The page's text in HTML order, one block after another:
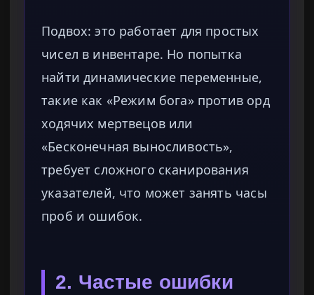
Подвох: это работает для простых
чисел в инвентаре. Но попытка
найти динамические переменные,
такие как «Режим бога» против орд
ходячих мертвецов или
«Бесконечная выносливость»,
требует сложного сканирования
указателей, что может занять часы
проб и ошибок.
2. Частые ошибки